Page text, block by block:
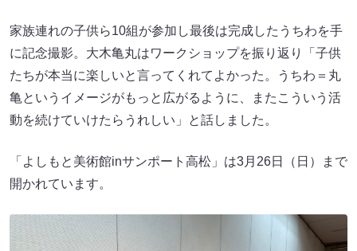
家族連れの子供ら10組が参加し最後は完成したうちわを手
に記念撮影。大木亀丸はワークショップを振り返り「子供
たちが本当に楽しいと言ってくれてよかった。うちわ＝丸
亀というイメージがもっと広がるように、またこういう活
動を続けていけたらうれしい」と話しました。
「よしもと美術館inサンポート高松」は3月26日（日）まで
開かれています。